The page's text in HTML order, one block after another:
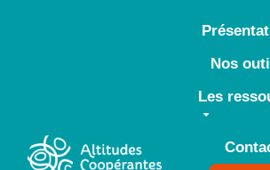
Aller au contenu principal
Nos
Les